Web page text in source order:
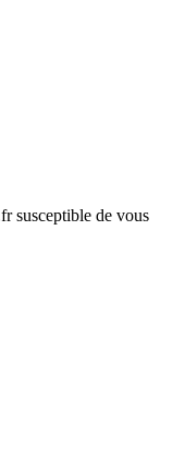
susceptible de vous